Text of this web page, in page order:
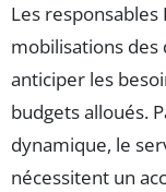
Les
mobilisations
anticiper les
budgets alloués.
dynamique, le
nécessitent un